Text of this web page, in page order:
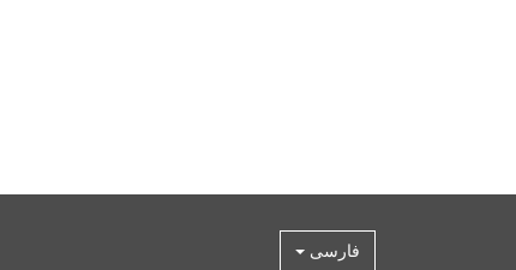
فارسی